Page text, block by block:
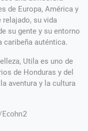
de Europa, América y
su vida
su gente y su entorno
caribeña auténtica.
Utila es uno de
de Honduras y del
aventura y la cultura